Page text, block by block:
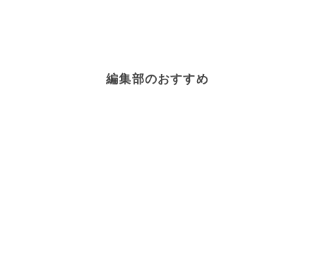
編集部のおすすめ